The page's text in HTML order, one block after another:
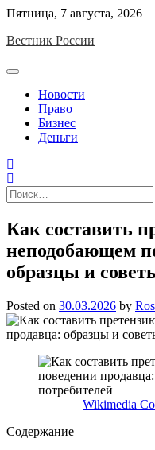
Skip
content
Пятница, 7 августа, 2026
Вестник России
Новости
Право
Бизнес
Деньги
Найти:
Как составить
неподобающем
образцы и
Posted on 30.03.2026 by
Wikimedia
Содержание